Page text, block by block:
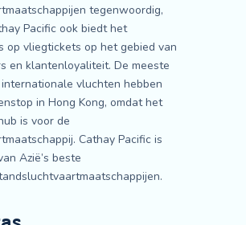
tegenwoordig,
Pacific ook biedt het
op vliegtickets op het gebied van
en klantenloyaliteit. De meeste
vluchten hebben
in Hong Kong, omdat het
is voor de
Cathay Pacific is
Azië’s beste